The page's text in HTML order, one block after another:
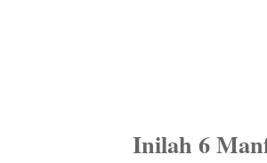
Inilah 6